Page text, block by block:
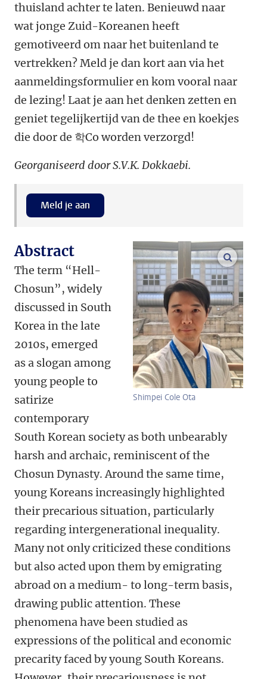
thuisland achter te laten. Benieuwd naar
wat jonge Zuid-Koreanen heeft
gemotiveerd om naar het buitenland te
vertrekken? Meld je dan kort aan via het
aanmeldingsformulier en kom vooral naar
de lezing! Laat je aan het denken zetten en
geniet tegelijkertijd van de thee en koekjes
die door de 학Co worden verzorgd!
Georganiseerd door S.V.K. Dokkaebi.
Meld je aan
Shimpei Cole Ota
Abstract
The term “Hell-
Chosun”, widely
discussed in South
Korea in the late
2010s, emerged
as a slogan among
young people to
satirize
contemporary
South Korean society as both unbearably
harsh and archaic, reminiscent of the
Chosun Dynasty. Around the same time,
young Koreans increasingly highlighted
their precarious situation, particularly
regarding intergenerational inequality.
Many not only criticized these conditions
but also acted upon them by emigrating
abroad on a medium- to long-term basis,
drawing public attention. These
phenomena have been studied as
expressions of the political and economic
precarity faced by young South Koreans.